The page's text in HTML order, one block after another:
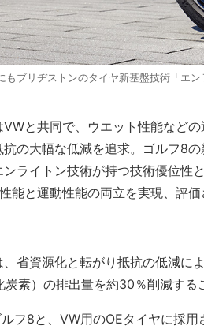
もブリヂストンのタイヤ新基盤技術「エ
と共同で、ウエット性能など
の大幅な低減を追求。ゴルフ8
ライトン技術が持つ技術優位性
能と運動性能の両立を実現、評価
省資源化と転がり抵抗の低減に
素）の排出量を約30％削減する
フ8と、VW用のOEタイヤに採用